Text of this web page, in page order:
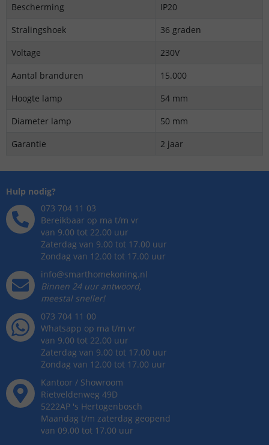
Bescherming
IP20
Stralingshoek
36 graden
Voltage
230V
Aantal branduren
15.000
Hoogte lamp
54 mm
Diameter lamp
50 mm
Garantie
2 jaar
Hulp nodig?
073 704 11 03
Bereikbaar op ma t/m vr
van 9.00 tot 22.00 uur
Zaterdag van 9.00 tot 17.00 uur
Zondag van 12.00 tot 17.00 uur
info@smarthomekoning.nl
Binnen 24 uur antwoord,
meestal sneller!
073 704 11 00
Whatsapp op ma t/m vr
van 9.00 tot 22.00 uur
Zaterdag van 9.00 tot 17.00 uur
Zondag van 12.00 tot 17.00 uur
Kantoor / Showroom
Rietveldenweg 49D
5222AP 's Hertogenbosch
Maandag t/m zaterdag geopend
van 09.00 tot 17.00 uur